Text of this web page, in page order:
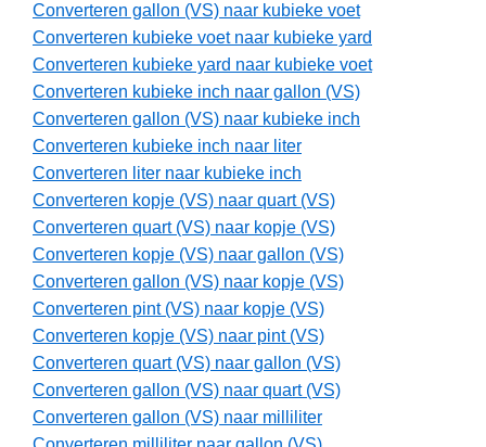
Converteren gallon (VS) naar kubieke voet
Converteren kubieke voet naar kubieke yard
Converteren kubieke yard naar kubieke voet
Converteren kubieke inch naar gallon (VS)
Converteren gallon (VS) naar kubieke inch
Converteren kubieke inch naar liter
Converteren liter naar kubieke inch
Converteren kopje (VS) naar quart (VS)
Converteren quart (VS) naar kopje (VS)
Converteren kopje (VS) naar gallon (VS)
Converteren gallon (VS) naar kopje (VS)
Converteren pint (VS) naar kopje (VS)
Converteren kopje (VS) naar pint (VS)
Converteren quart (VS) naar gallon (VS)
Converteren gallon (VS) naar quart (VS)
Converteren gallon (VS) naar milliliter